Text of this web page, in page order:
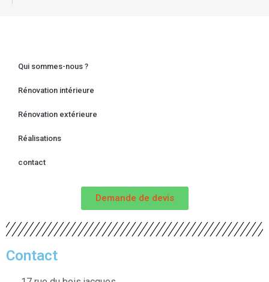
Qui sommes-nous ?
Rénovation intérieure
Rénovation extérieure
Réalisations
contact
Demande de devis
Contact